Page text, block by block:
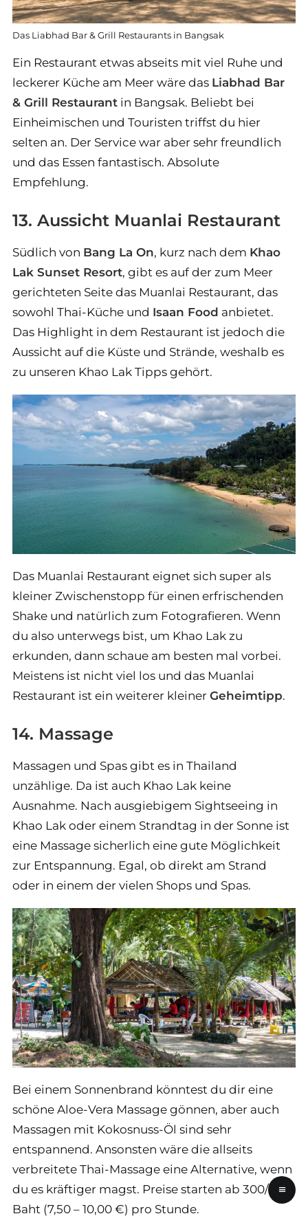
Das Liabhad Bar & Grill Restaurants in Bangsak
Ein Restaurant etwas abseits mit viel Ruhe und
leckerer Küche am Meer wäre das Liabhad Bar
& Grill Restaurant in Bangsak. Beliebt bei
Einheimischen und Touristen triffst du hier
selten an. Der Service war aber sehr freundlich
und das Essen fantastisch. Absolute
Empfehlung.
13. Aussicht Muanlai Restaurant
Südlich von Bang La On, kurz nach dem Khao
Lak Sunset Resort, gibt es auf der zum Meer
gerichteten Seite das Muanlai Restaurant, das
sowohl Thai-Küche und Isaan Food anbietet.
Das Highlight in dem Restaurant ist jedoch die
Aussicht auf die Küste und Strände, weshalb es
zu unseren Khao Lak Tipps gehört.
Das Muanlai Restaurant eignet sich super als
kleiner Zwischenstopp für einen erfrischenden
Shake und natürlich zum Fotografieren. Wenn
du also unterwegs bist, um Khao Lak zu
erkunden, dann schaue am besten mal vorbei.
Meistens ist nicht viel los und das Muanlai
Restaurant ist ein weiterer kleiner Geheimtipp.
14. Massage
Massagen und Spas gibt es in Thailand
unzählige. Da ist auch Khao Lak keine
Ausnahme. Nach ausgiebigem Sightseeing in
Khao Lak oder einem Strandtag in der Sonne ist
eine Massage sicherlich eine gute Möglichkeit
zur Entspannung. Egal, ob direkt am Strand
oder in einem der vielen Shops und Spas.
Bei einem Sonnenbrand könntest du dir eine
schöne Aloe-Vera Massage gönnen, aber auch
Massagen mit Kokosnuss-Öl sind sehr
entspannend. Ansonsten wäre die allseits
verbreitete Thai-Massage eine Alternative, wenn
du es kräftiger magst. Preise starten ab 300/400
Baht (7,50 – 10,00 €) pro Stunde.
≡